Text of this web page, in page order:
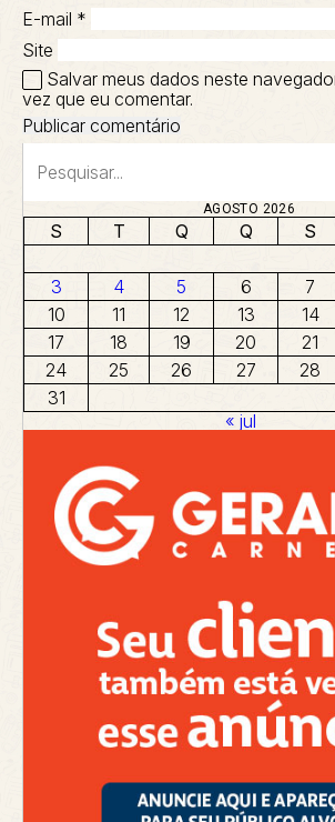
E-mail *
Site
Salvar meus dados neste
vez que eu comentar.
AGOSTO 2026
S T Q Q S
3
4 5 6 7
10
11 12 13 14
17
18 19 20 21
24
25 26 27 28
31
« jul